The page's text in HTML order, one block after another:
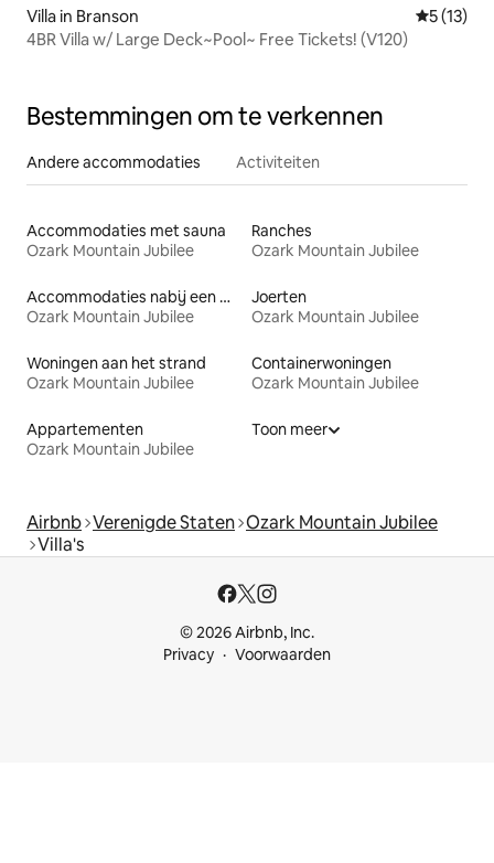
Villa in Branson
5 (13)
4BR Villa w/ Large Deck~Pool~ Free Tickets! (V120)
Bestemmingen om te verkennen
Andere accommodaties Activiteiten
Accommodaties met sauna
Ozark Mountain Jubilee
Ranches
Ozark Mountain Jubilee
Accommodaties nabij een meer
Ozark Mountain Jubilee
Joerten
Ozark Mountain Jubilee
Woningen aan het strand
Ozark Mountain Jubilee
Containerwoningen
Ozark Mountain Jubilee
Appartementen
Ozark Mountain Jubilee
Toon meer
Airbnb Verenigde Staten Ozark Mountain Jubilee
Villa's
© 2026 Airbnb, Inc.
Privacy
Voorwaarden